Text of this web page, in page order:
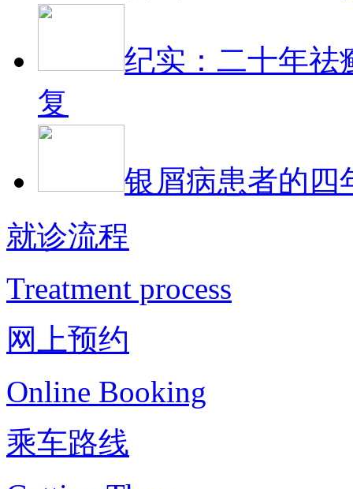
纪实：二十年祛
复
银屑病患者的四
就诊流程
Treatment process
网上预约
Online Booking
乘车路线